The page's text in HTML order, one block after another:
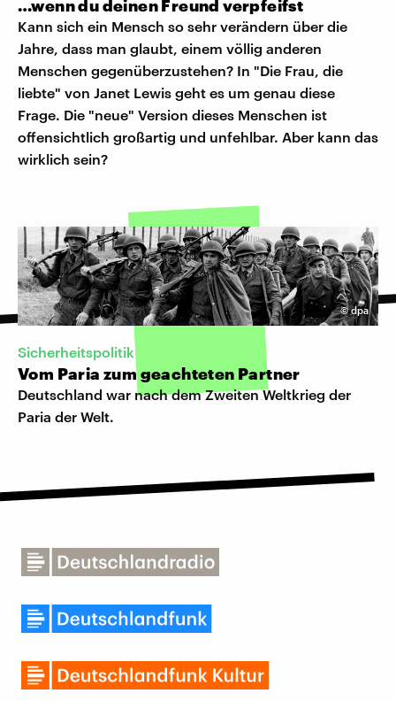
…wenn du deinen Freund verpfeifst
Kann sich ein Mensch so sehr verändern über die
Jahre, dass man glaubt, einem völlig anderen
Menschen gegenüberzustehen? In "Die Frau, die
liebte" von Janet Lewis geht es um genau diese
Frage. Die "neue" Version dieses Menschen ist
offensichtlich großartig und unfehlbar. Aber kann das
wirklich sein?
©dpa
Sicherheitspolitik
Vom Paria zum geachteten Partner
Deutschland war nach dem Zweiten Weltkrieg der
Paria der Welt.